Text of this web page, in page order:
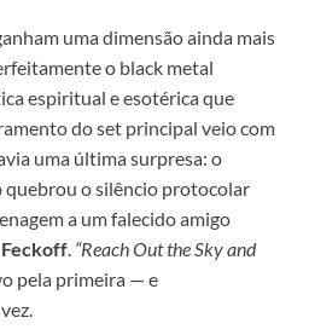
uma dimensão ainda mais
o black metal
espiritual e esotérica que
do set principal veio com
uma última surpresa: o
o silêncio protocolar
a um falecido amigo
Feckoff. “Reach Out the Sky and
pela primeira — e